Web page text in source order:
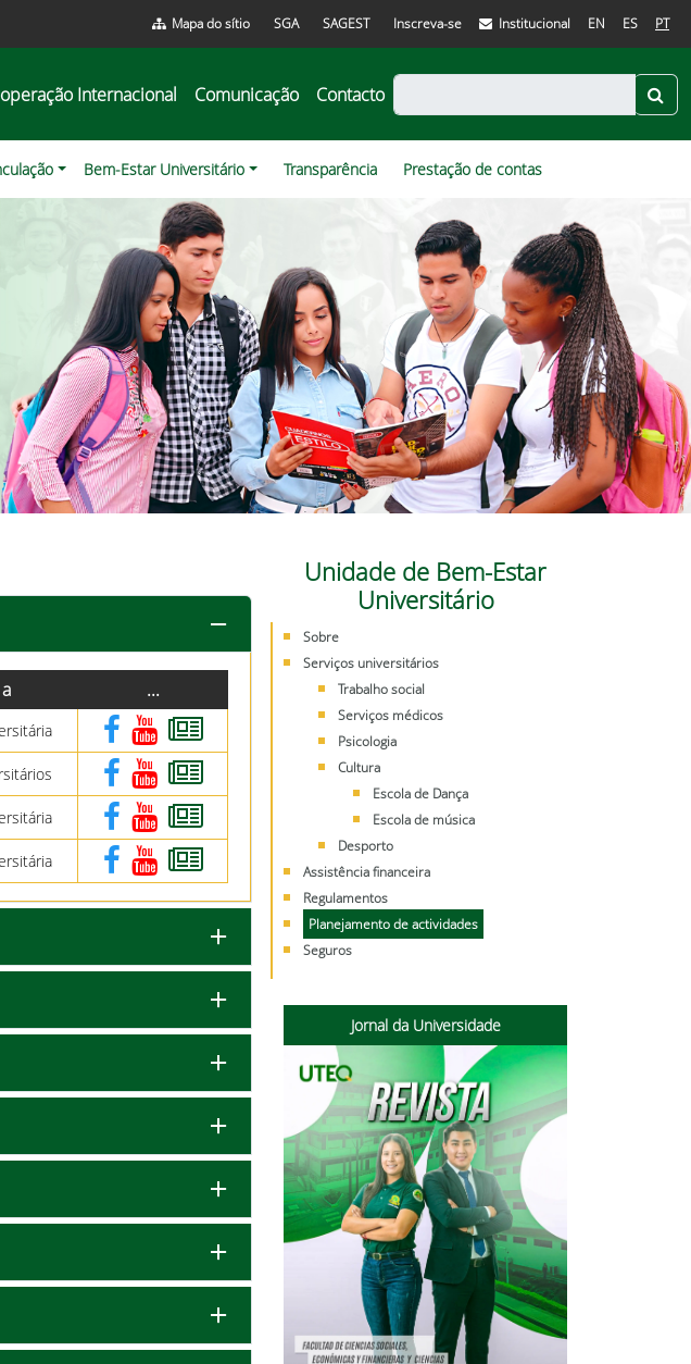
Mapa do sítio SGA SAGEST Inscreva-se Institucional EN ES PT
Internacional Comunicação Contacto
Bem-Estar Universitário Transparência Prestação de contas
...
Unidade de Bem-Estar
Universitário
Sobre
Serviços universitários
Trabalho social
Serviços médicos
Psicologia
Cultura
Escola de Dança
Escola de música
Desporto
Assistência financeira
Regulamentos
Planejamento de actividades
Seguros
Jornal da Universidade